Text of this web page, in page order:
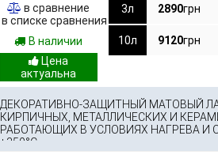
в сравнение
в списке сравнения
В наличии
3л 2890грн
10л 9120грн
ДЕКОРАТИВНО-ЗАЩИТНЫЙ МАТОВЫЙ
КИРПИЧНЫХ, МЕТАЛЛИЧЕСКИХ И
РАБОТАЮЩИХ В УСЛОВИЯХ НАГРЕВА И
+350°С